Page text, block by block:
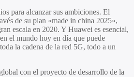
para alcanzar sus ambiciones. El
de su plan «made in china 2025»,
escala en 2020. Y Huawei es esencial,
el mundo hoy en día que puede
la cadena de la red 5G, todo a un
con el proyecto de desarrollo de la